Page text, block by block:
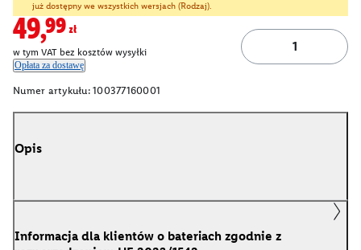
już dostępny we wszystkich wersjach (Rodzaj).
49,99zł
w tym VAT bez kosztów wysyłki
Opłata za dostawę
Numer artykułu: 100377160001
Opis
Informacja dla klientów o bateriach zgodnie z